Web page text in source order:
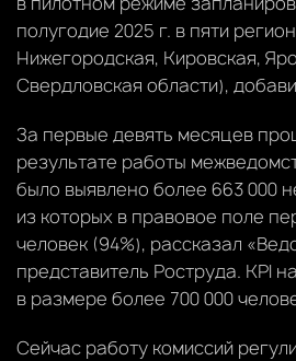
полугодие 2025 г. в пяти
Нижегородская, Кировская,
Свердловская области),
За первые девять месяцев
результате работы
было выявлено более 663 000
из которых в правовое поле
человек (94%), рассказал
представитель Роструда. KPI
в размере более 700 000
Сейчас работу комиссий